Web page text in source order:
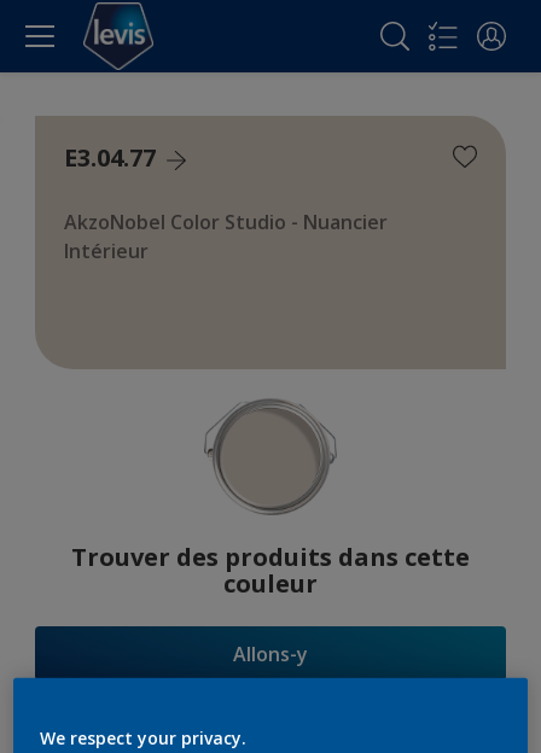
E3.04.77
AkzoNobel Color Studio - Nuancier
Intérieur
Trouver des produits dans cette
couleur
Allons-y
We respect your privacy.